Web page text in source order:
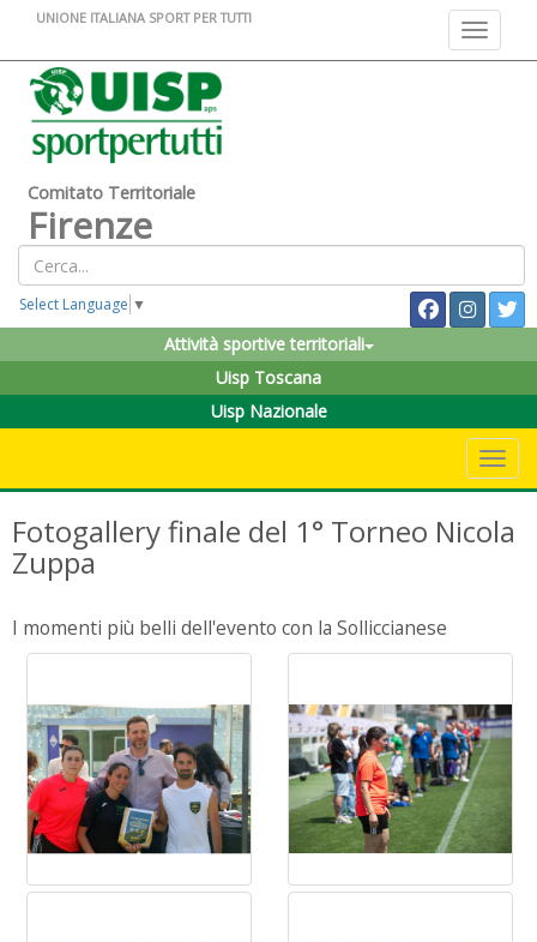
Toggle
UNIONE ITALIANA SPORT PER TUTTI
Comitato Territoriale
Firenze
Select Language ▼
Attività sportive territoriali
Uisp Toscana
Uisp Nazionale
Fotogallery finale del 1° Torneo Nicola
Zuppa
I momenti più belli dell'evento con la Solliccianese